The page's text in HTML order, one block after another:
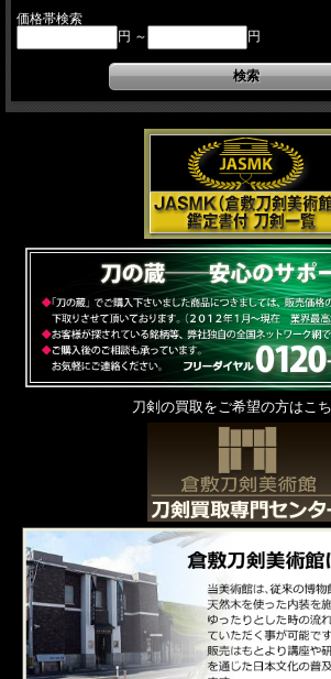
価格帯検索
円 ～
円
刀剣の買取をご希望の方はこ